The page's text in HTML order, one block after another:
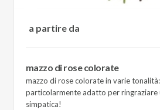
a partire da
mazzo di rose colorate
mazzo di rose colorate in varie
particolarmente adatto per ringraziare
simpatica!